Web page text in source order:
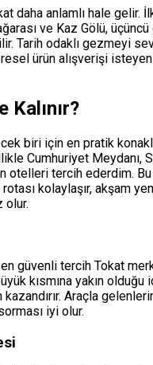
daha anlamlı hale gelir.
ve Kaz Gölü,
Tarih odaklı gezmeyi
ürün alışverişi
Kalınır?
biri için en pratik
Cumhuriyet Meydanı,
otelleri tercih ederdim.
kolaylaşır, akşam
olur.
güvenli tercih Tokat
kısmına yakın olduğu
Araçla
iyi olur.